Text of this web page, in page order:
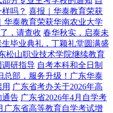
吗？ 喜报｜华泰教育荣获
华泰教育荣获华南农业大学
，请查收 春华秋实，启泰未
毕业典礼，丁颖礼堂圆满盛
松山职业技术学院继续教育
研指导 自考本科和全日制
总部，服务升级！广东华泰
广东省考办关于2026年高
通告 广东省2026年4月自学考
广东省高等教育自学考试增